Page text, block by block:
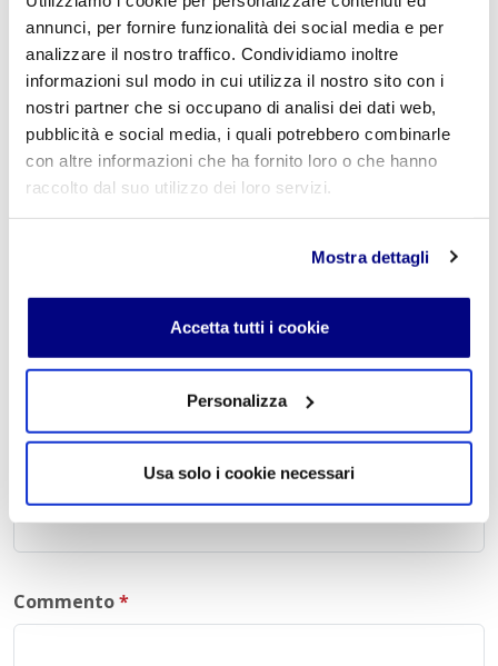
annunci, per fornire funzionalità dei social media e per
analizzare il nostro traffico. Condividiamo inoltre
informazioni sul modo in cui utilizza il nostro sito con i
nostri partner che si occupano di analisi dei dati web,
pubblicità e social media, i quali potrebbero combinarle
con altre informazioni che ha fornito loro o che hanno
raccolto dal suo utilizzo dei loro servizi.
Mostra dettagli
Accetta tutti i cookie
Personalizza
Usa solo i cookie necessari
Turismo, Liceo delle Scienze Umane e Liceo Scientifico
Via Accademia, 26/29 Milano – Viale Fulvio Testi, 7 Milano – Tel.
02.29409829
–
www.istitutofreud.it
Scuola Superiore Paritaria Milano-Scuola Privata Informatica
Milano
Scuola Privata Turismo Milano-Liceo delle Scienze Umane
indirizzo Economico Sociale Milano
Liceo Scientifico Milano
Contattaci per maggiori informazioni:info@istitutofreud.it
L'indirizzo email non verrà pubblicato. I campi
obbligatori sono contrassegnati con*
Nome*
Commento*